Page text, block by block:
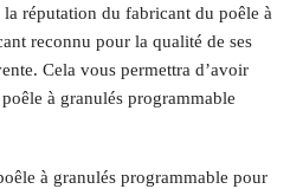
réputation du fabricant du poêle à
reconnu pour la qualité de ses
Cela vous permettra d’avoir
à granulés programmable
à granulés programmable pour